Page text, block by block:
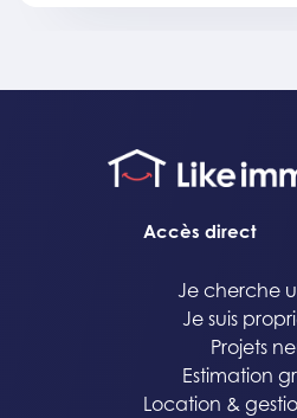
Accès direct
Je cherche
Je suis
Projets
Estimation
Location &